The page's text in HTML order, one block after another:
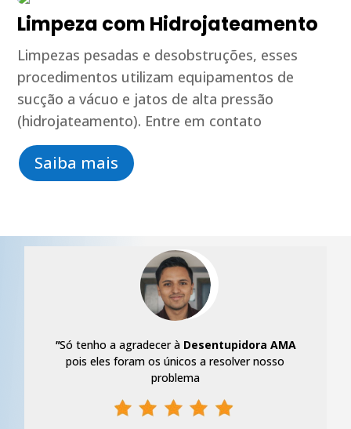
Limpeza com Hidrojateamento
Limpezas pesadas e desobstruções, esses
procedimentos utilizam equipamentos de
sucção a vácuo e jatos de alta pressão
(hidrojateamento). Entre em contato
Saiba mais
"Só tenho a agradecer à Desentupidora AMA
pois eles foram os únicos a resolver nosso
problema